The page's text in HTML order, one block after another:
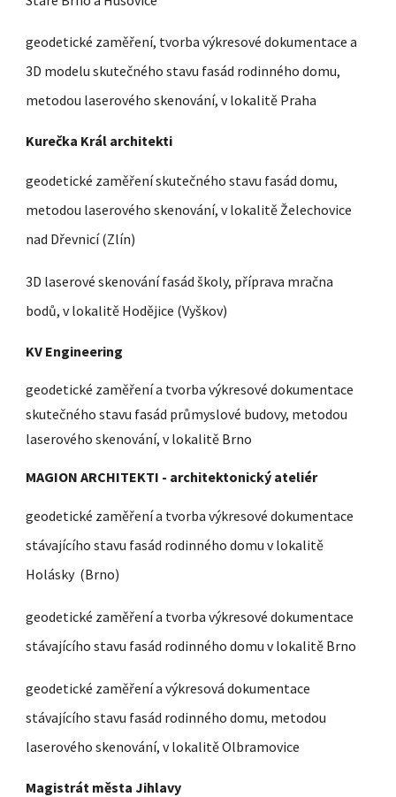
geodetické zaměření, tvorba výkresové dokumentace a
3D modelu skutečného stavu fasád rodinného domu,
metodou laserového skenování, v lokalitě Praha
Kurečka Král architekti
geodetické zaměření skutečného stavu fasád domu,
metodou laserového skenování, v lokalitě Želechovice
nad Dřevnicí (Zlín)
3D laserové skenování fasád školy, příprava mračna
bodů, v lokalitě Hodějice (Vyškov)
KV Engineering
geodetické zaměření a tvorba výkresové dokumentace
skutečného stavu fasád průmyslové budovy, metodou
laserového skenování, v lokalitě Brno
MAGION ARCHITEKTI - architektonický ateliér
geodetické zaměření a tvorba výkresové dokumentace
stávajícího stavu fasád rodinného domu v lokalitě
Holásky (Brno)
geodetické zaměření a tvorba výkresové dokumentace
stávajícího stavu fasád rodinného domu v lokalitě Brno
geodetické zaměření a výkresová dokumentace
stávajícího stavu fasád rodinného domu, metodou
laserového skenování, v lokalitě Olbramovice
Magistrát města Jihlavy